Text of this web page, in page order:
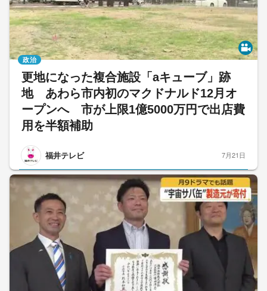
更地になった複合施設「aキューブ」跡
地 あわら市内初のマクドナルド12月オ
ープンへ 市が上限1億5000万円で出店費
用を半額補助
福井テレビ
政治
7月21日